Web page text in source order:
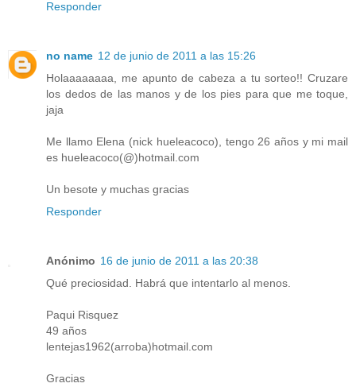
Responder
no name 12 de junio de 2011 a las 15:26
Holaaaaaaaa, me apunto de cabeza a tu sorteo!! Cruzare
los dedos de las manos y de los pies para que me toque,
jaja
Me llamo Elena (nick hueleacoco), tengo 26 años y mi mail
es hueleacoco(@)hotmail.com
Un besote y muchas gracias
Responder
Anónimo 16 de junio de 2011 a las 20:38
Qué preciosidad. Habrá que intentarlo al menos.
Paqui Risquez
49 años
lentejas1962(arroba)hotmail.com
Gracias